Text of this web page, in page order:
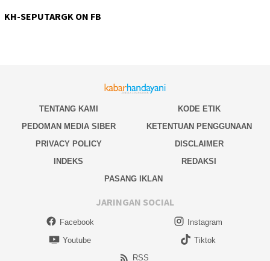
KH-SEPUTARGK ON FB
TENTANG KAMI
KODE ETIK
PEDOMAN MEDIA SIBER
KETENTUAN PENGGUNAAN
PRIVACY POLICY
DISCLAIMER
INDEKS
REDAKSI
PASANG IKLAN
JARINGAN SOCIAL
Facebook
Instagram
Youtube
Tiktok
RSS